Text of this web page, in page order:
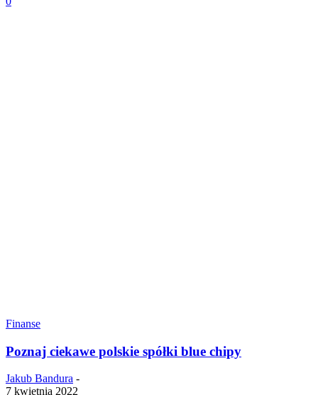
Finanse
Poznaj ciekawe polskie spółki blue chipy
Jakub Bandura -
7 kwietnia 2022